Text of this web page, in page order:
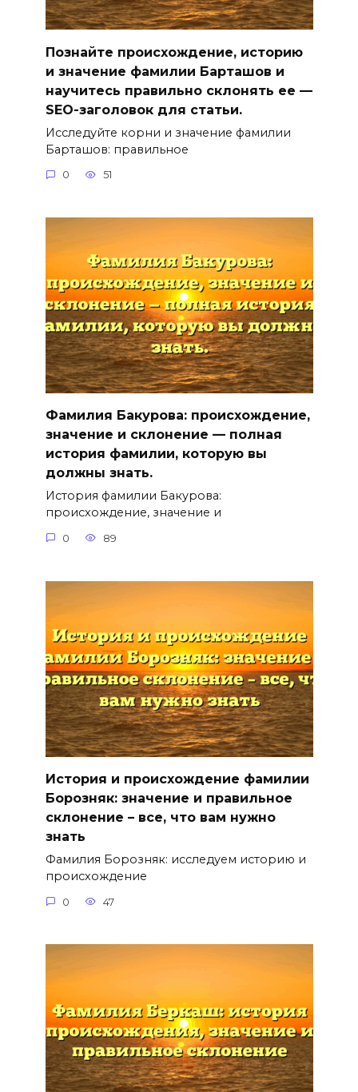
Познайте происхождение, историю
и значение фамилии Барташов и
научитесь правильно склонять ее —
SEO-заголовок для статьи.
Исследуйте корни и значение фамилии
Барташов: правильное
0 51
Фамилия Бакурова: происхождение,
значение и склонение — полная
история фамилии, которую вы
должны знать.
История фамилии Бакурова:
происхождение, значение и
0 89
История и происхождение фамилии
Борозняк: значение и правильное
склонение – все, что вам нужно
знать
Фамилия Борозняк: исследуем историю и
происхождение
0 47